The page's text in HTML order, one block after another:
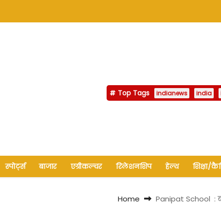
Top Tags indianews india
स्पोर्ट्स बाजार एग्रीकल्चर रिलेशनशिप हेल्थ शिक्षा/
Home Panipat School :